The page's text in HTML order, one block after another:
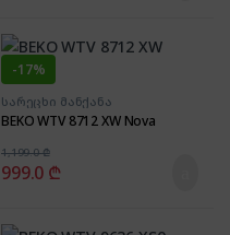
-17%
სარეცხი მანქანა
BEKO WTV 8712 XW Nova
999.0 ₾
1,199.0₾